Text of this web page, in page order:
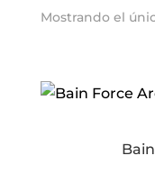
Mostrando el